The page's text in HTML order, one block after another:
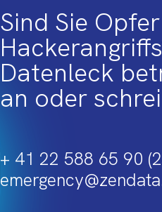
Sind Sie
Datenleck
an oder
+ 41 22 588 65 90